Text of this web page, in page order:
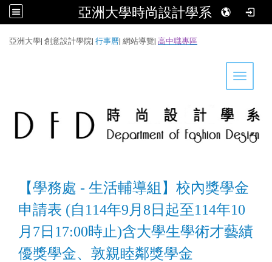
亞洲大學時尚設計學系
亞洲大學| 創意設計學院| 行事曆| 網站導覽| 高中職專區
Toggle
【學務處 - 生活輔導組】校內獎學金
申請表 (自114年9月8日起至114年10
月7日17:00時止)含大學生學術才藝績
優獎學金、敦親睦鄰獎學金